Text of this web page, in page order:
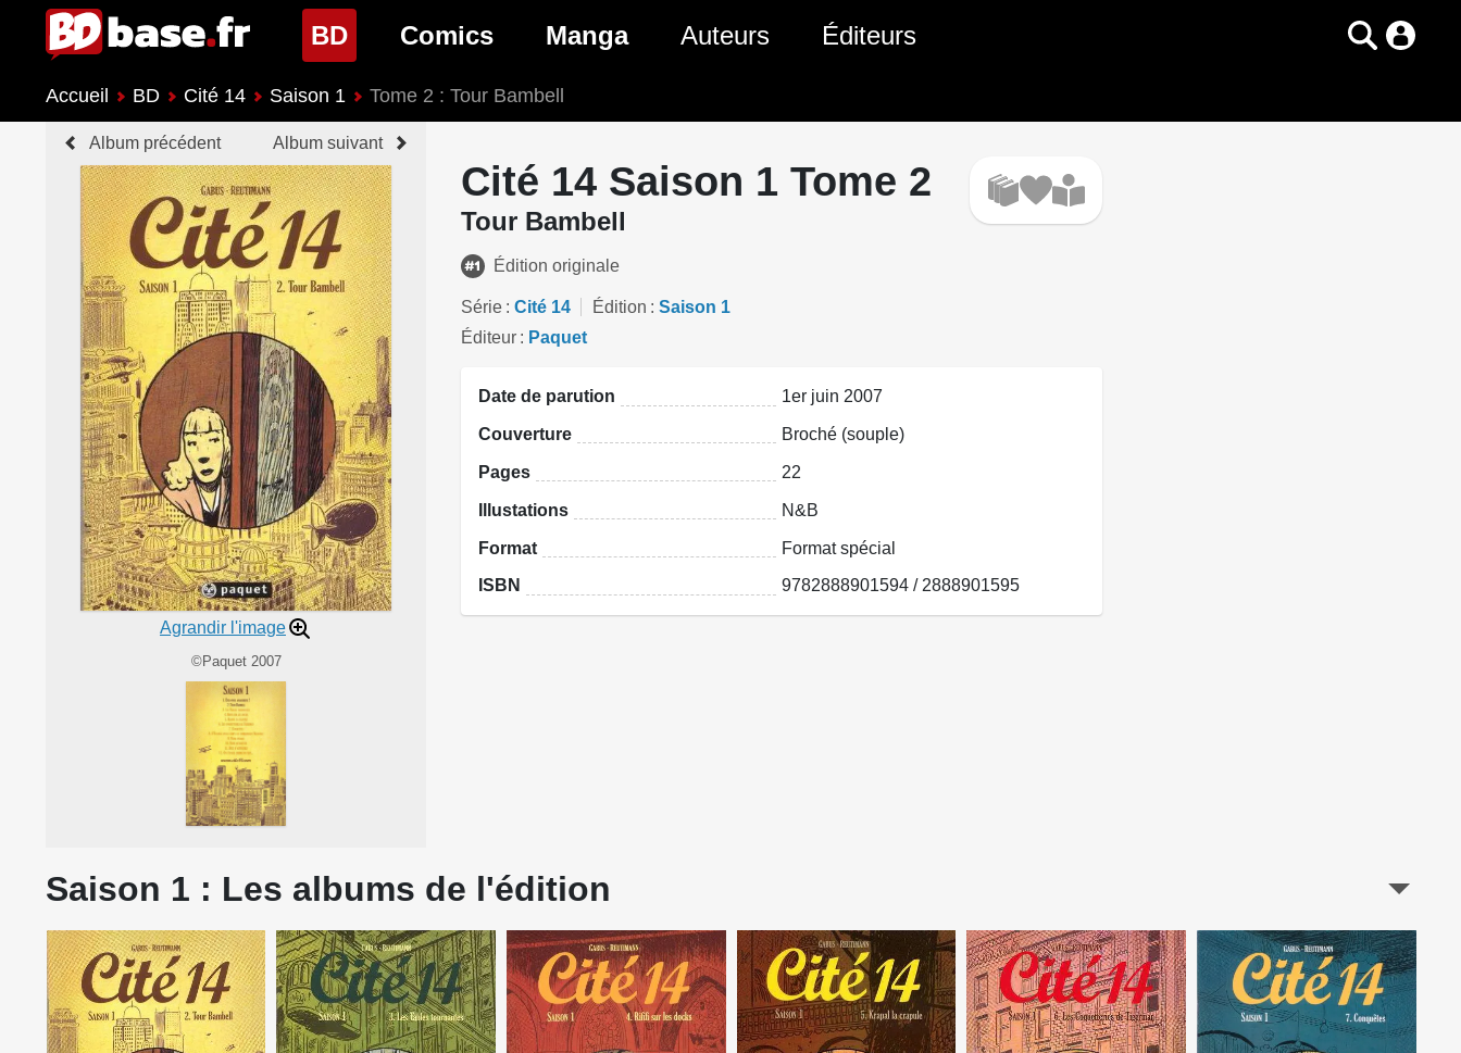
BD(page courante)
Nouveautés BD
Prochaines sorties BD
Genres BD
Comics
Nouveautés Comics
Genres Comics
Manga
Nouveautés Manga
Genres Manga
Auteurs Éditeurs
Accueil BD Cité 14 Saison 1 Tome 2 : Tour Bambell
Album précédent Album suivant
Agrandir l'image
©Paquet 2007
Cité 14 Saison 1 Tome 2
Tour Bambell
Édition originale
Série Cité 14 Édition
Saison 1
Éditeur
Paquet
Date de parution 1er juin 2007
Couverture Broché (souple)
Pages 22
Illustations N&B
Format Format spécial
ISBN 9782888901594 / 2888901595
Saison 1 : Les albums de l'édition